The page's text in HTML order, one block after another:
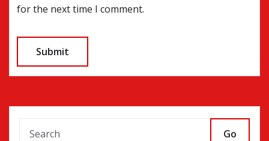
for the next time I comment.
Go